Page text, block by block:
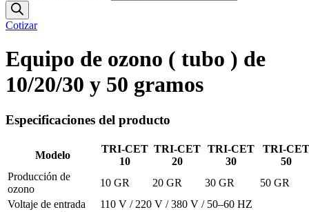
Cotizar
Equipo de ozono ( tubo ) de
10/20/30 y 50 gramos
Especificaciones del producto
Modelo
TRI-CET
10
TRI-CET
20
TRI-CET
30
TRI-CET
50
Producción de
ozono
10 GR 20 GR 30 GR
50 GR
Voltaje de entrada
110 V / 220 V / 380 V / 50–60 HZ